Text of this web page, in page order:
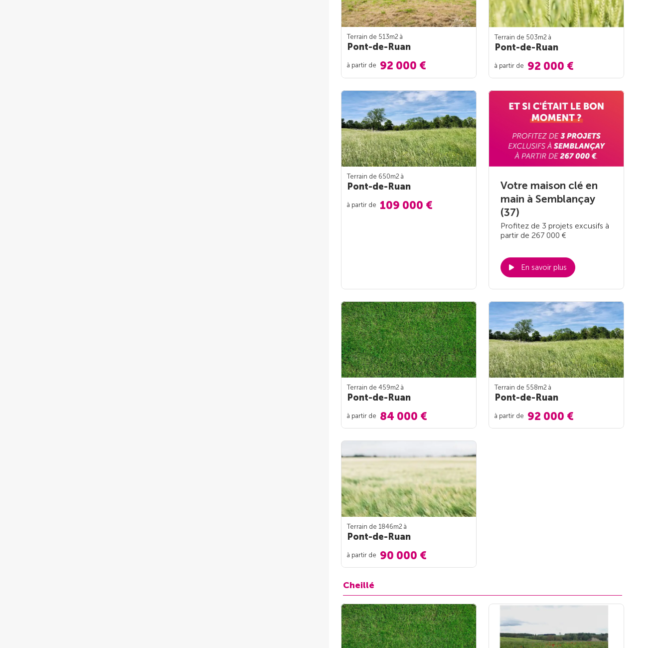
Terrain de 513m2 à
Pont-de-Ruan
à partir de 92 000 €
Terrain de 503m2 à
Pont-de-Ruan
à partir de 92 000 €
Terrain de 650m2 à
Pont-de-Ruan
à partir de 109 000 €
Votre maison clé en
main à Semblançay
(37)
Profitez de 3 projets excusifs à
partir de 267 000 €
En savoir plus
Terrain de 459m2 à
Pont-de-Ruan
à partir de 84 000 €
Terrain de 558m2 à
Pont-de-Ruan
à partir de 92 000 €
Terrain de 1846m2 à
Pont-de-Ruan
à partir de 90 000 €
Cheillé